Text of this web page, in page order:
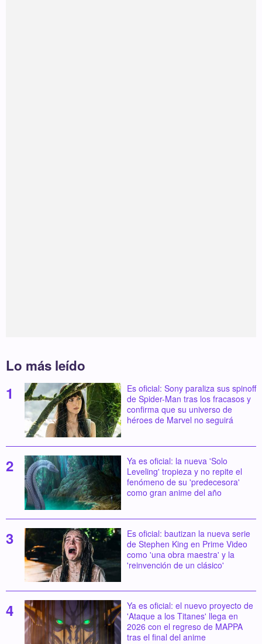
Lo más leído
Es oficial: Sony paraliza sus spinoff
de Spider-Man tras los fracasos y
confirma que su universo de
héroes de Marvel no seguirá
Ya es oficial: la nueva 'Solo
Leveling' tropieza y no repite el
fenómeno de su 'predecesora'
como gran anime del año
Es oficial: bautizan la nueva serie
de Stephen King en Prime Video
como 'una obra maestra' y la
'reinvención de un clásico'
Ya es oficial: el nuevo proyecto de
'Ataque a los Titanes' llega en
2026 con el regreso de MAPPA
tras el final del anime